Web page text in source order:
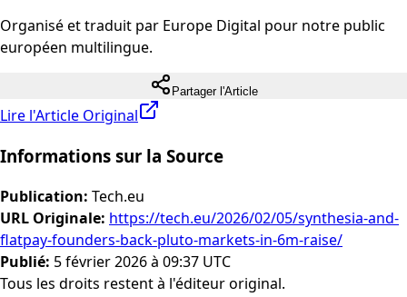
Organisé et traduit par Europe Digital pour notre public
européen multilingue.
Partager l'Article
Lire l'Article Original
Informations sur la Source
Publication: Tech.eu
URL Originale: https://tech.eu/2026/02/05/synthesia-and-
flatpay-founders-back-pluto-markets-in-6m-raise/
Publié: 5 février 2026 à 09:37 UTC
Tous les droits restent à l'éditeur original.